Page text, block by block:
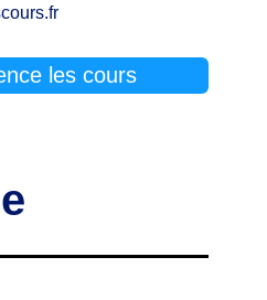
les cours